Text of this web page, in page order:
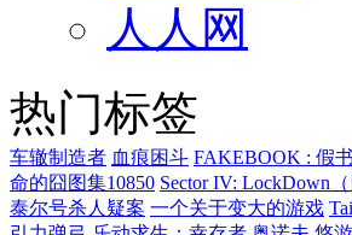
人人网
热门标签
车辙制造者 血痕困斗 FAKEBOOK : 假书
命的囧图集10850 Sector IV: LockDown
泰尔号杀人疑案 一个关于变大的游戏